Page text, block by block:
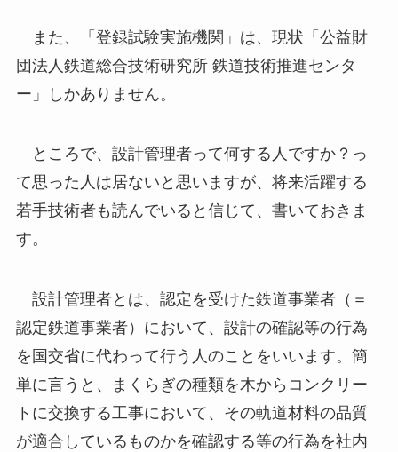
また、「登録試験実施機関」は、現状「 公益財
団法人 鉄道総合技術研究所 鉄道技術推進センタ
ー」しかありません。
ところで、設計管理者って何する人ですか？っ
て思った人は居ないと思いますが、将来活躍する
若手技術者も読んでいると信じて、書いておきま
す。
設計管理者とは、認定を受けた鉄道事業者（＝
認定鉄道事業者）において、設計の確認等の行為
を国交省に代わって行う人のことをいいます。簡
単に言うと、まくらぎの種類を木からコンクリー
トに交換する工事において、その軌道材料の品質
が適合しているものかを確認する等の行為を社内